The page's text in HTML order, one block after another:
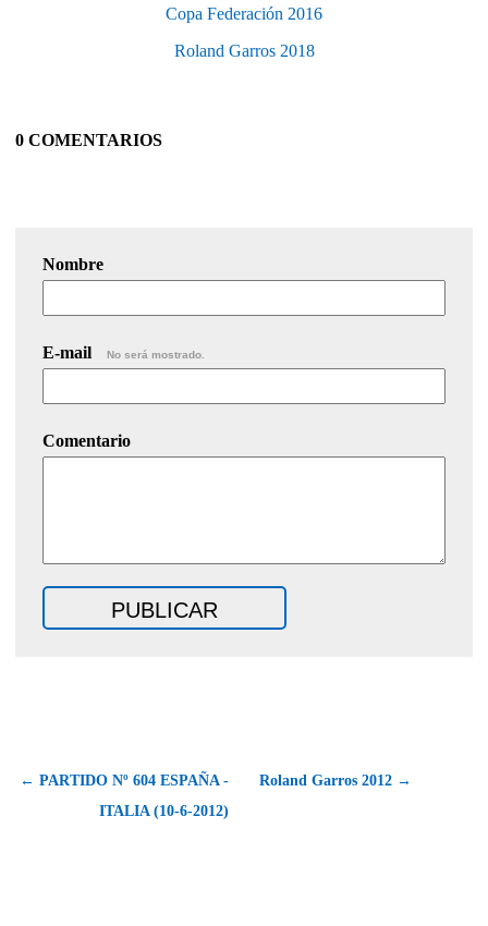
Copa Federación 2016
Roland Garros 2018
0 COMENTARIOS
Nombre
E-mail No será mostrado.
Comentario
← PARTIDO Nº 604 ESPAÑA -
ITALIA (10-6-2012)
Roland Garros 2012 →